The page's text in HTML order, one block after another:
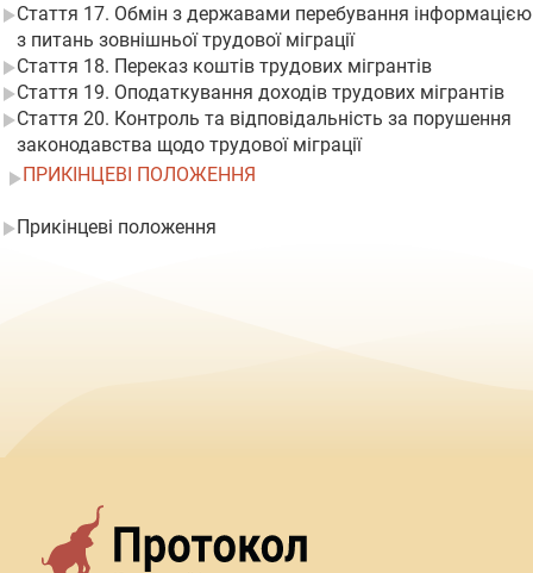
Стаття 17. Обмін з державами перебування інформацією
з питань зовнішньої трудової міграції
Стаття 18. Переказ коштів трудових мігрантів
Стаття 19. Оподаткування доходів трудових мігрантів
Стаття 20. Контроль та відповідальність за порушення
законодавства щодо трудової міграції
ПРИКІНЦЕВІ ПОЛОЖЕННЯ
Прикінцеві положення